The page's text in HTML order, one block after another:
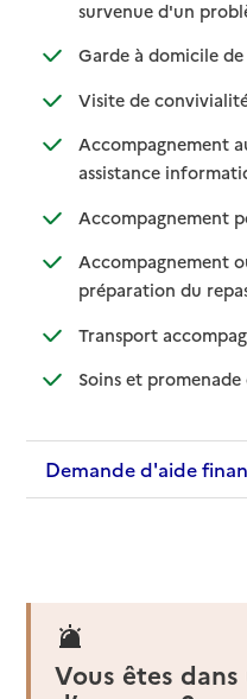
survenue d'un
Garde à domicile
Visite de :
:
Accompagnement
assistance
:
:
Accompagnement
Accompagnement
préparation du :
:
Transport
Soins et
Demande d'aide
Vous êtes